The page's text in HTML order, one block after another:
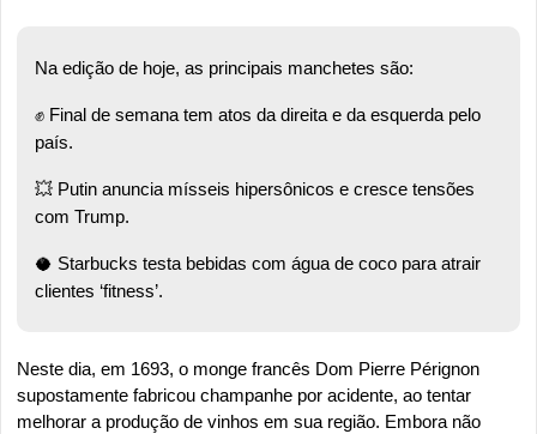
Na edição de hoje, as principais manchetes são:
✊ Final de semana tem atos da direita e da esquerda pelo
país.
💥 Putin anuncia mísseis hipersônicos e cresce tensões
com Trump.
🥥 Starbucks testa bebidas com água de coco para atrair
clientes ‘fitness’.
Neste dia, em 1693, o monge francês Dom Pierre Pérignon
supostamente fabricou champanhe por acidente, ao tentar
melhorar a produção de vinhos em sua região. Embora não